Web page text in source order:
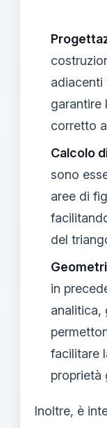
adiacenti
garantire
corretto
Calcolo
sono
aree di
del
in
analitica,
facilitare
proprietà
Inoltre, è